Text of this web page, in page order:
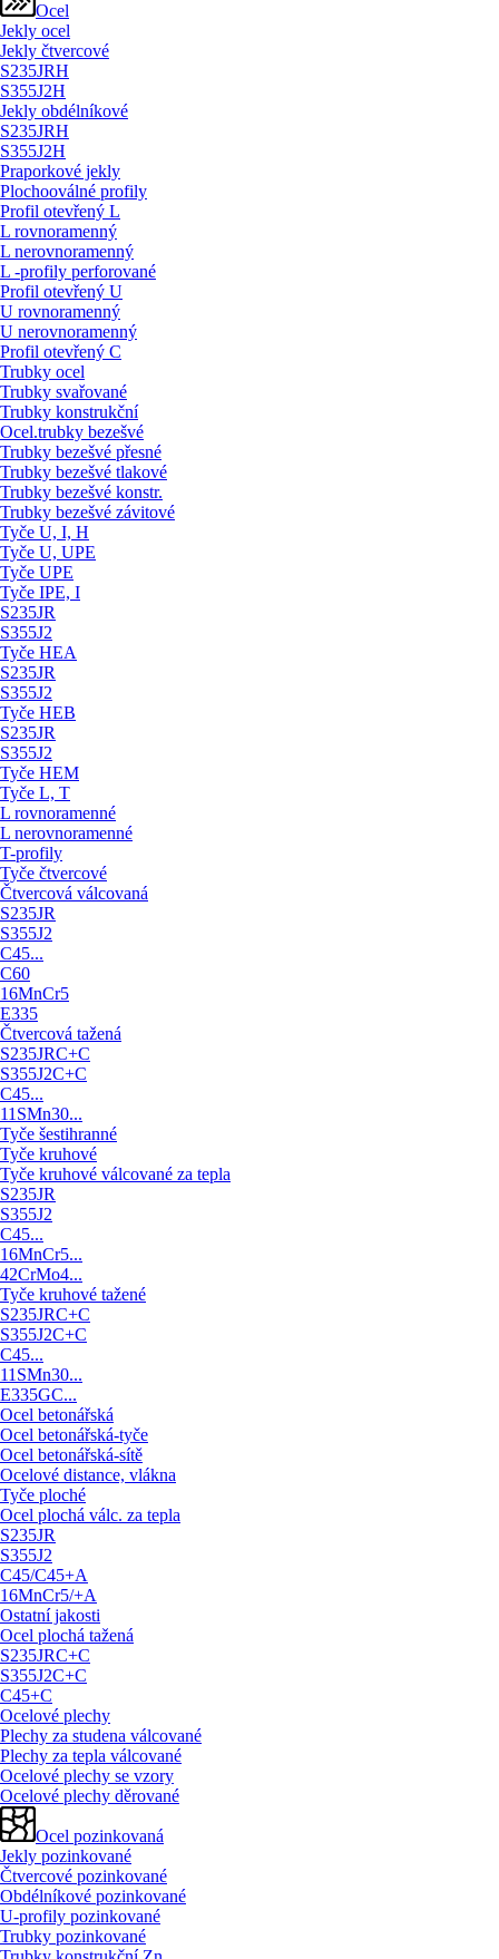
Ocel
Jekly ocel
Jekly čtvercové
S235JRH
S355J2H
Jekly obdélníkové
S235JRH
S355J2H
Praporkové jekly
Plochooválné profily
Profil otevřený L
L rovnoramenný
L nerovnoramenný
L -profily perforované
Profil otevřený U
U rovnoramenný
U nerovnoramenný
Profil otevřený C
Trubky ocel
Trubky svařované
Trubky konstrukční
Ocel.trubky bezešvé
Trubky bezešvé přesné
Trubky bezešvé tlakové
Trubky bezešvé konstr.
Trubky bezešvé závitové
Tyče U, I, H
Tyče U, UPE
Tyče UPE
Tyče IPE, I
S235JR
S355J2
Tyče HEA
S235JR
S355J2
Tyče HEB
S235JR
S355J2
Tyče HEM
Tyče L, T
L rovnoramenné
L nerovnoramenné
T-profily
Tyče čtvercové
Čtvercová válcovaná
S235JR
S355J2
C45...
C60
16MnCr5
E335
Čtvercová tažená
S235JRC+C
S355J2C+C
C45...
11SMn30...
Tyče šestihranné
Tyče kruhové
Tyče kruhové válcované za tepla
S235JR
S355J2
C45...
16MnCr5...
42CrMo4...
Tyče kruhové tažené
S235JRC+C
S355J2C+C
C45...
11SMn30...
E335GC...
Ocel betonářská
Ocel betonářská-tyče
Ocel betonářská-sítě
Ocelové distance, vlákna
Tyče ploché
Ocel plochá válc. za tepla
S235JR
S355J2
C45/C45+A
16MnCr5/+A
Ostatní jakosti
Ocel plochá tažená
S235JRC+C
S355J2C+C
C45+C
Ocelové plechy
Plechy za studena válcované
Plechy za tepla válcované
Ocelové plechy se vzory
Ocelové plechy děrované
Ocel pozinkovaná
Jekly pozinkované
Čtvercové pozinkované
Obdélníkové pozinkované
U-profily pozinkované
Trubky pozinkované